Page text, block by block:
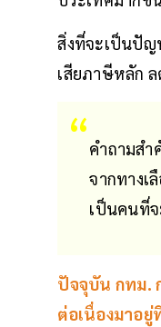
สิ่งที่จะเป็นปัญ
เสียภาษีหลัก
คำถามสำ
จากทางเ
เป็นคนที่
ปัจจุบัน กทม.
ต่อเนื่องมาอ